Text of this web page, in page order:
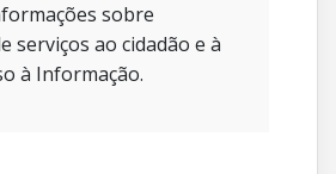
sobre
serviços ao cidadão e à
à Informação.